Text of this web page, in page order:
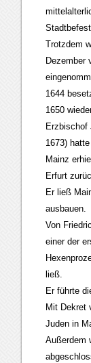
Trotzdem
Dezember
1644
1650
Erzbischof
1673)
Mainz
Erfurt
Er ließ
ausbauen.
Von
einer der
ließ.
Er führte
Mit Dekret
Juden in
Außerdem